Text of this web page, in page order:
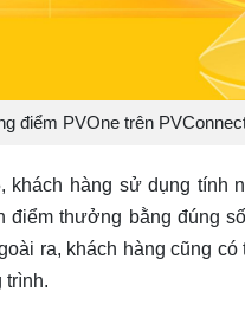
điểm PVOne trên
khách hàng sử dụng tính
thưởng bằng đúng
ra, khách hàng cũng
trình.